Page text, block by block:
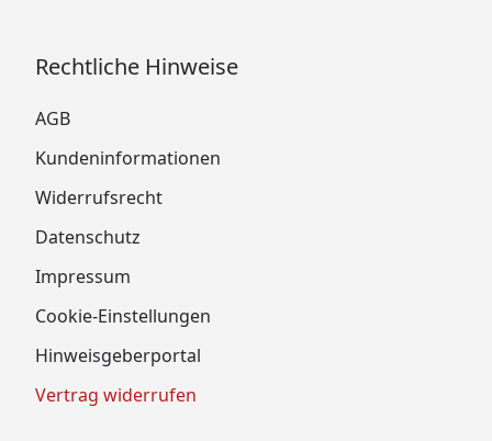
Rechtliche Hinweise
AGB
Kundeninformationen
Widerrufsrecht
Datenschutz
Impressum
Cookie-Einstellungen
Hinweisgeberportal
Vertrag widerrufen